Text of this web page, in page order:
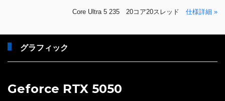
Core Ultra 5 235 20コア20スレッド 仕様詳細 »
グラフィック
Geforce RTX 5050